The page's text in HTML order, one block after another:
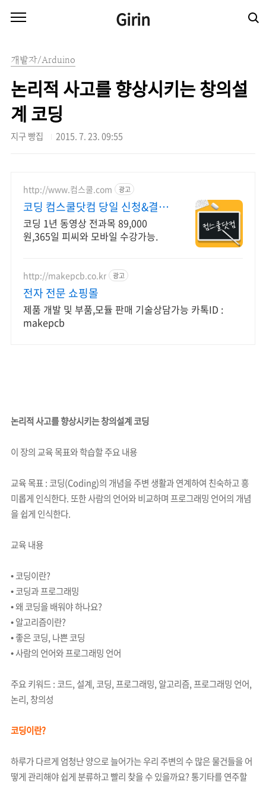
Girin
개발자/Arduino
논리적 사고를 향상시키는 창의설
계 코딩
지구 빵집 2015. 7. 23. 09:55
http://www.컴스쿨.com 광고
코딩 컴스쿨닷컴 당일 신청&결제
시 기프티콘!
코딩 1년 동영상 전과목 89,000
원,365일 피씨와 모바일 수강가능.
http://makepcb.co.kr 광고
전자 전문 쇼핑몰
제품 개발 및 부품,모듈 판매 기술상담가능 카톡ID :
makepcb
논리적 사고를 향상시키는 창의설계 코딩
이 장의 교육 목표와 학습할 주요 내용
교육 목표 : 코딩(Coding)의 개념을 주변 생활과 연계하여 친숙하고 흥
미롭게 인식한다. 또한 사람의 언어와 비교하며 프로그래밍 언어의 개념
을 쉽게 인식한다.
교육 내용
• 코딩이란?
• 코딩과 프로그래밍
• 왜 코딩을 배워야 하나요?
• 알고리즘이란?
• 좋은 코딩, 나쁜 코딩
• 사람의 언어와 프로그래밍 언어
주요 키워드 : 코드, 설계, 코딩, 프로그래밍, 알고리즘, 프로그래밍 언어,
논리, 창의성
코딩이란?
하루가 다르게 엄청난 양으로 늘어가는 우리 주변의 수 많은 물건들을 어
떻게 관리해야 쉽게 분류하고 빨리 찾을 수 있을까요? 통기타를 연주할